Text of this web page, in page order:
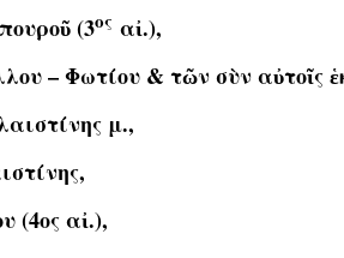
(3ος αἰ.),
– Φωτίου & τῶν σὺν αὐτοῖς
μ.,
(4ος αἰ.),